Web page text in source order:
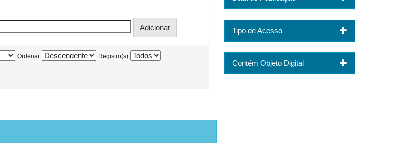
Ordenar Registro(s)
Tipo de Acesso
Contém Objeto Digital